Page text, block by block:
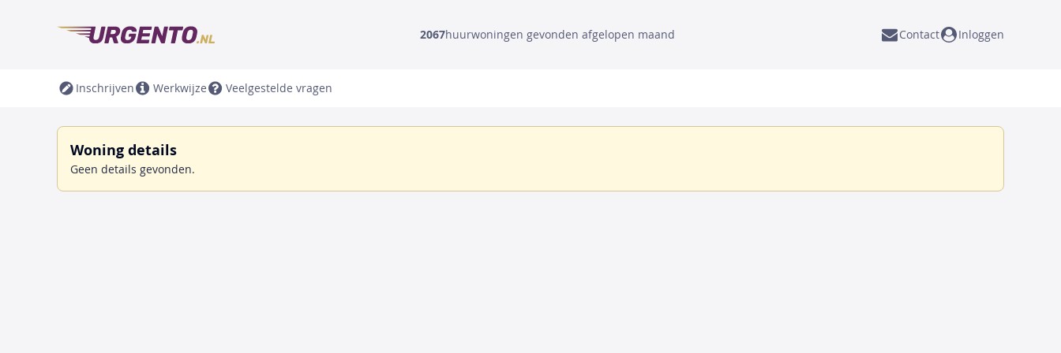
2067huurwoningen gevonden afgelopen maand Contact Inloggen
Inschrijven Werkwijze Veelgestelde vragen
Woning details
Geen details gevonden.